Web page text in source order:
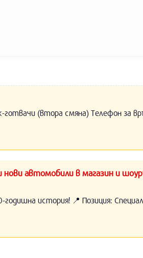
(втора смяна) Телефон за
автомобили в магазин и
история! 📍 Позиция: